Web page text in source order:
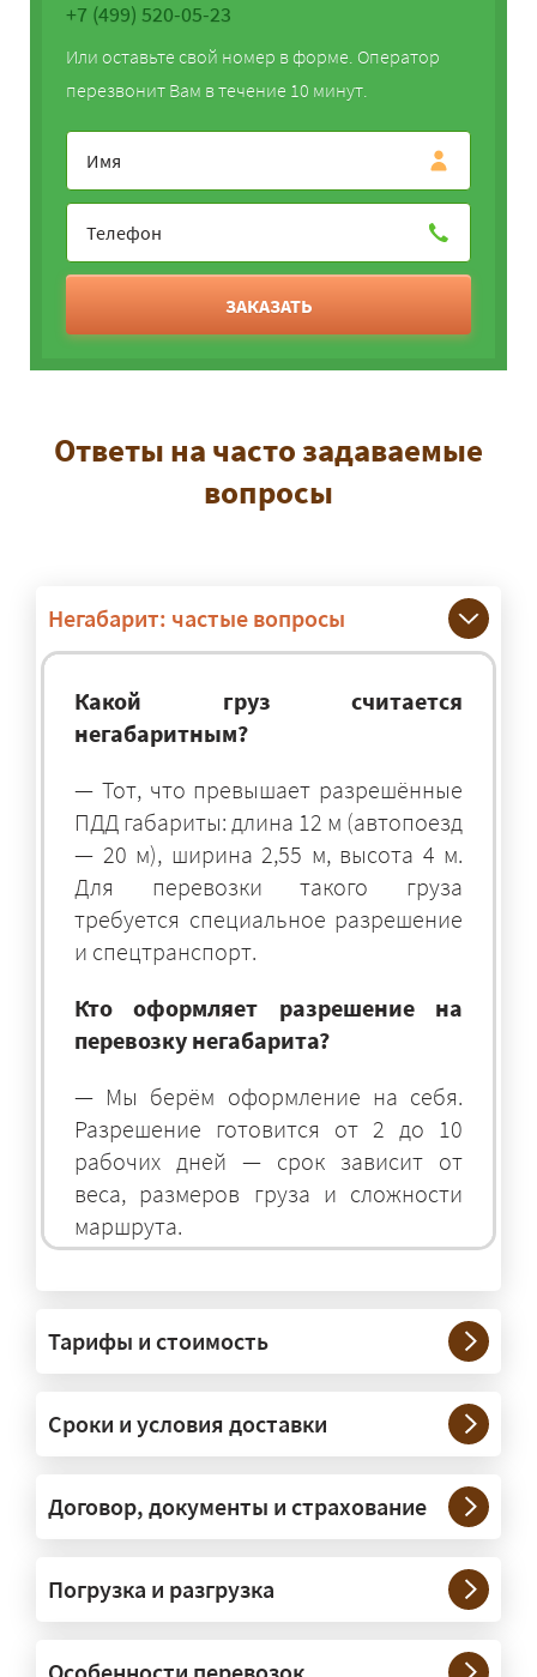
+7 (499) 520-05-23
Или оставьте свой номер в форме. Оператор
перезвонит Вам в течение 10 минут.
ЗАКАЗАТЬ
Ответы на часто задаваемые
вопросы
Негабарит: частые вопросы
Какой груз считается
негабаритным?
— Тот, что превышает разрешённые
ПДД габариты: длина 12 м (автопоезд
— 20 м), ширина 2,55 м, высота 4 м.
Для перевозки такого груза
требуется специальное разрешение
и спецтранспорт.
Кто оформляет разрешение на
перевозку негабарита?
— Мы берём оформление на себя.
Разрешение готовится от 2 до 10
рабочих дней — срок зависит от
веса, размеров груза и сложности
маршрута.
— На тралах и низкорамниках —
платформах, рассчитанных на
крупногабаритную технику и
конструкции. Транспорт подбираем
под конкретные размеры и вес груза.
сопровождение?
Тарифы и стоимость
Сроки и условия доставки
Договор, документы и страхование
Погрузка и разгрузка